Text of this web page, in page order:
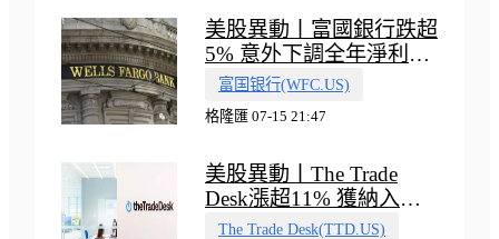
美股異動丨富國銀行跌超
5% 意外下調全年淨利息
收入指引
富国银行(WFC.US)
格隆匯 07-15 21:47
美股異動丨The Trade
Desk漲超11% 獲納入標
普500指數
The Trade Desk(TTD.US)